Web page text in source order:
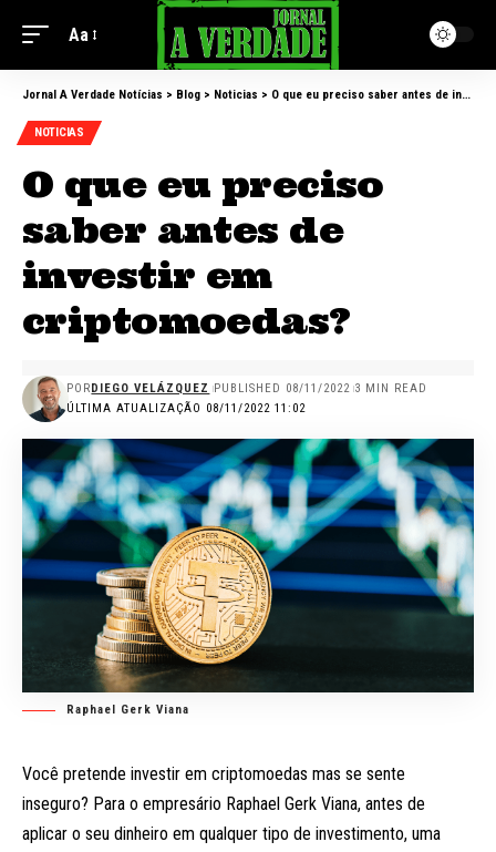
Aa
Jornal A Verdade Notícias > Blog > Noticias > O que eu preciso saber antes de investir em criptomoedas?
NOTICIAS
O que eu preciso
saber antes de
investir em
criptomoedas?
ÚLTIMA ATUALIZAÇÃO 08/11/2022 11:02
PORDIEGO VELÁZQUEZ PUBLISHED 08/11/2022 3 MIN READ
Raphael Gerk Viana
Você pretende investir em criptomoedas mas se sente
inseguro? Para o empresário Raphael Gerk Viana, antes de
aplicar o seu dinheiro em qualquer tipo de investimento, uma